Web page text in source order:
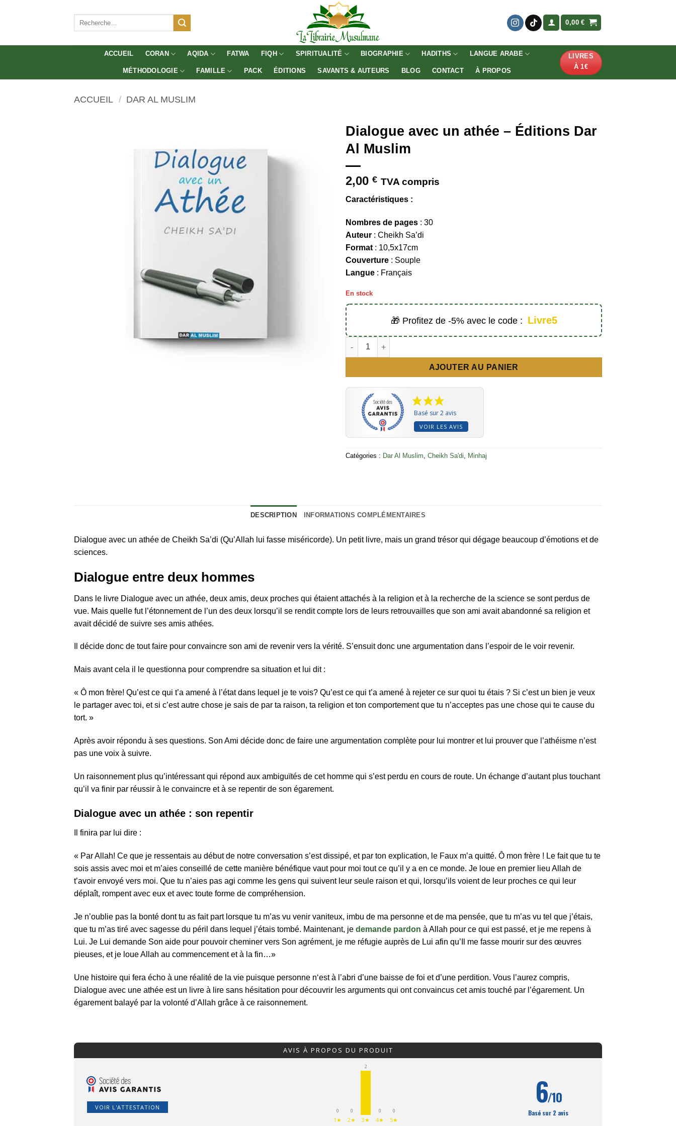
0,00€
ACCUEIL CORAN AQIDA FATWA FIQH SPIRITUALITÉ BIOGRAPHIE HADITHS LANGUE ARABE
MÉTHODOLOGIE FAMILLE PACK ÉDITIONS SAVANTS & AUTEURS BLOG CONTACT À PROPOS
LIVRES
À 1€
ACCUEIL / DAR AL MUSLIM
Dialogue avec un athée – Éditions Dar
Al Muslim
2,00 € TVA compris
Caractéristiques :
Nombres de pages : 30
Auteur : Cheikh Sa’di
Format : 10,5x17cm
Couverture : Souple
Langue : Français
En stock
🎁 Profitez de -5% avec le code : Livre5
quantité de Dialogue avec un athée - Éditions Dar Al Muslim
AJOUTER AU PANIER
Basé sur 2 avis
VOIR LES AVIS
Catégories : Dar Al Muslim, Cheikh Sa'di, Minhaj
DESCRIPTION INFORMATIONS COMPLÉMENTAIRES
Dialogue avec un athée de Cheikh Sa’di (Qu’Allah lui fasse miséricorde). Un petit livre, mais un grand trésor qui dégage beaucoup d’émotions et de
sciences.
Dialogue entre deux hommes
Dans le livre Dialogue avec un athée, deux amis, deux proches qui étaient attachés à la religion et à la recherche de la science se sont perdus de
vue. Mais quelle fut l’étonnement de l’un des deux lorsqu’il se rendit compte lors de leurs retrouvailles que son ami avait abandonné sa religion et
avait décidé de suivre ses amis athées.
Il décide donc de tout faire pour convaincre son ami de revenir vers la vérité. S’ensuit donc une argumentation dans l’espoir de le voir revenir.
Mais avant cela il le questionna pour comprendre sa situation et lui dit :
« Ô mon frère! Qu’est ce qui t’a amené à l’état dans lequel je te vois? Qu’est ce qui t’a amené à rejeter ce sur quoi tu étais ? Si c’est un bien je veux
le partager avec toi, et si c’est autre chose je sais de par ta raison, ta religion et ton comportement que tu n’acceptes pas une chose qui te cause du
tort. »
Après avoir répondu à ses questions. Son Ami décide donc de faire une argumentation complète pour lui montrer et lui prouver que l’athéisme n’est
pas une voix à suivre.
Un raisonnement plus qu’intéressant qui répond aux ambiguïtés de cet homme qui s’est perdu en cours de route. Un échange d’autant plus touchant
qu’il va finir par réussir à le convaincre et à se repentir de son égarement.
Dialogue avec un athée : son repentir
Il finira par lui dire :
« Par Allah! Ce que je ressentais au début de notre conversation s’est dissipé, et par ton explication, le Faux m’a quitté. Ô mon frère ! Le fait que tu te
sois assis avec moi et m’aies conseillé de cette manière bénéfique vaut pour moi tout ce qu’il y a en ce monde. Je loue en premier lieu Allah de
t’avoir envoyé vers moi. Que tu n’aies pas agi comme les gens qui suivent leur seule raison et qui, lorsqu’ils voient de leur proches ce qui leur
déplaît, rompent avec eux et avec toute forme de compréhension.
Je n’oublie pas la bonté dont tu as fait part lorsque tu m’as vu venir vaniteux, imbu de ma personne et de ma pensée, que tu m’as vu tel que j’étais,
que tu m’as tiré avec sagesse du péril dans lequel j’étais tombé. Maintenant, je demande pardon à Allah pour ce qui est passé, et je me repens à
Lui. Je Lui demande Son aide pour pouvoir cheminer vers Son agrément, je me réfugie auprès de Lui afin qu’Il me fasse mourir sur des œuvres
pieuses, et je loue Allah au commencement et à la fin…»
Une histoire qui fera écho à une réalité de la vie puisque personne n‘est à l’abri d’une baisse de foi et d’une perdition. Vous l’aurez compris,
Dialogue avec une athée est un livre à lire sans hésitation pour découvrir les arguments qui ont convaincus cet amis touché par l’égarement. Un
égarement balayé par la volonté d’Allah grâce à ce raisonnement.
AVIS À PROPOS DU PRODUIT
VOIR L'ATTESTATION 0
1★
0
2★
2
3★
0
4★
0
5★
6/10
Basé sur 2 avis